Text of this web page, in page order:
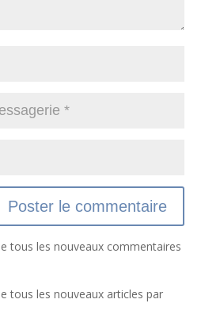
tous les nouveaux commentaires
tous les nouveaux articles par